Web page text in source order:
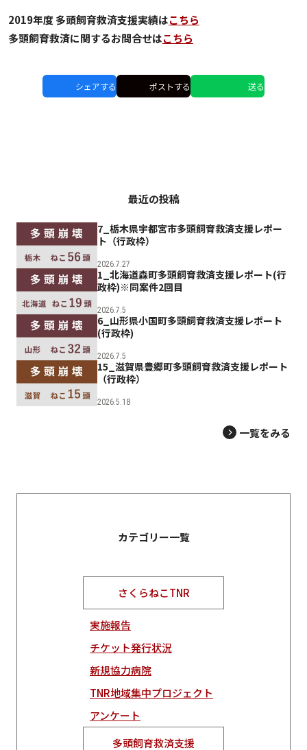
2019年度 多頭飼育救済支援実績はこちら
多頭飼育救済に関するお問合せはこちら
シェアする ポストする 送る
最近の投稿
7_栃木県宇都宮市多頭飼育救済支援レポー
ト（行政枠）
2026.7.27
1_北海道森町多頭飼育救済支援レポート(行
政枠)※同案件2回目
2026.7.5
6_山形県小国町多頭飼育救済支援レポート
(行政枠)
2026.7.5
15_滋賀県豊郷町多頭飼育救済支援レポート
（行政枠）
2026.5.18
一覧をみる
カテゴリー一覧
さくらねこTNR
実施報告
チケット発行状況
新規協力病院
TNR地域集中プロジェクト
アンケート
多頭飼育救済支援